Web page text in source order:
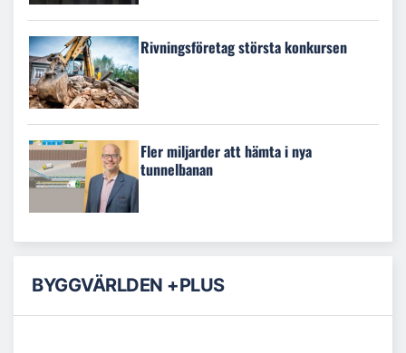
Rivningsföretag största konkursen
Fler miljarder att hämta i nya
tunnelbanan
BYGGVÄRLDEN +PLUS